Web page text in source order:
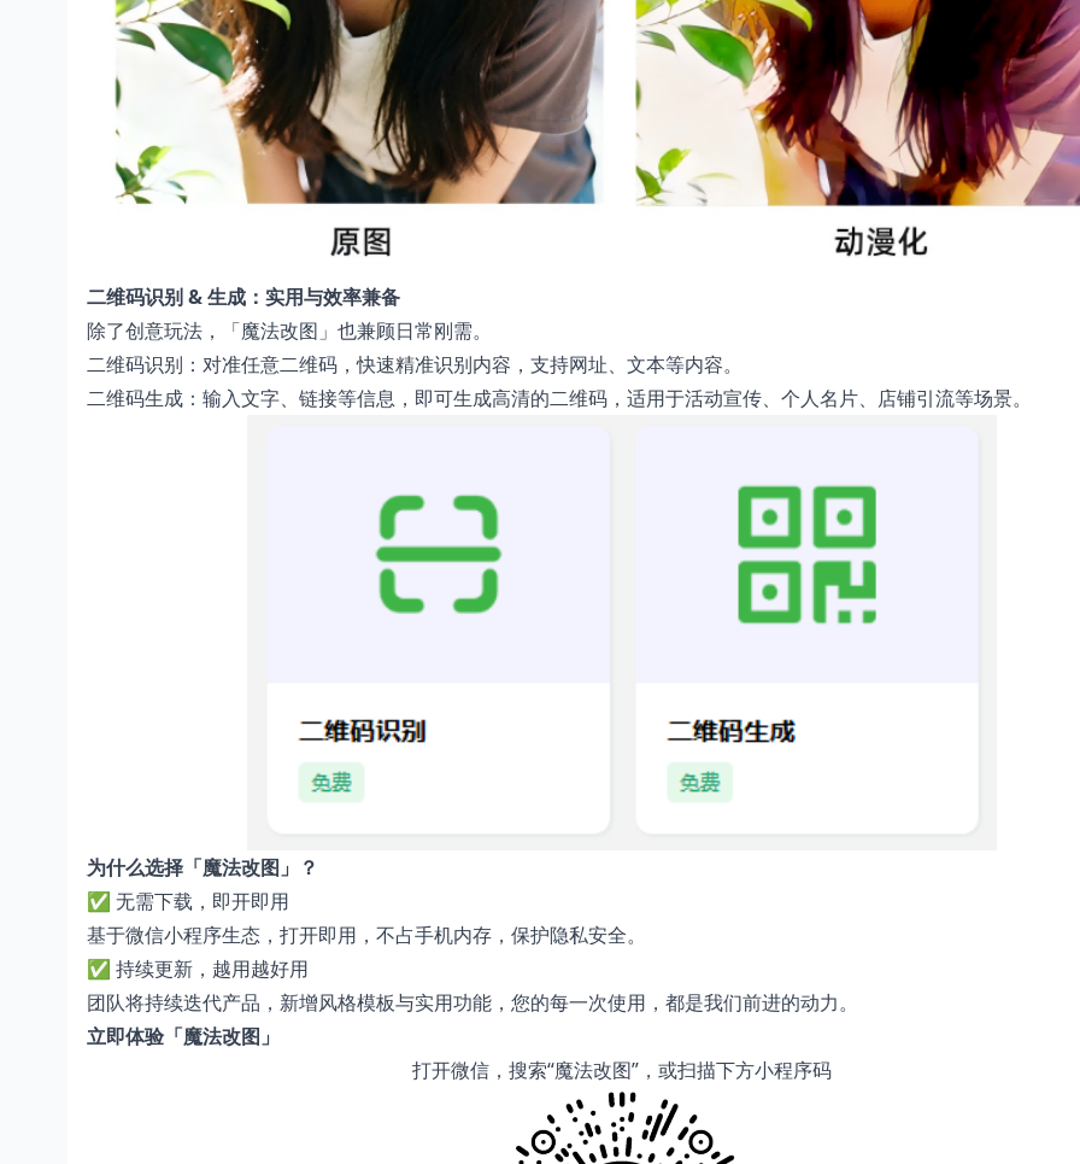
二维码识别 & 生成：实用与效率兼备
除了创意玩法，「魔法改图」也兼顾日常刚需。
二维码识别：对准任意二维码，快速精准识别内容，支持网址、文本等内容。
二维码生成：输入文字、链接等信息，即可生成高清的二维码，适用于活动宣传、个人名片、店铺引流等场景。
为什么选择「魔法改图」？
✅ 无需下载，即开即用
基于微信小程序生态，打开即用，不占手机内存，保护隐私安全。
✅ 持续更新，越用越好用
团队将持续迭代产品，新增风格模板与实用功能，您的每一次使用，都是我们前进的动力。
立即体验「魔法改图」
打开微信，搜索“魔法改图”，或扫描下方小程序码